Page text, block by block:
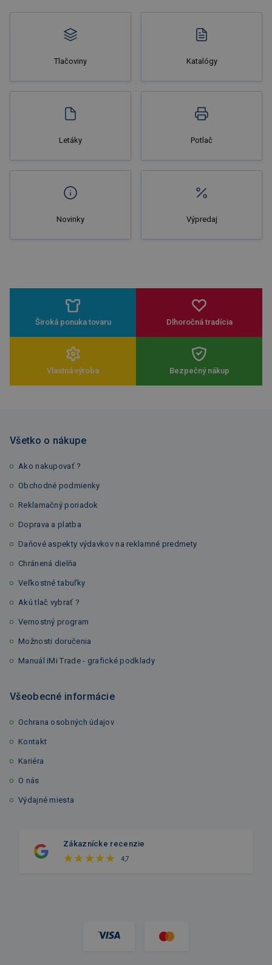
Tlačoviny Katalógy
Letáky Potlač
Novinky Výpredaj
Široká ponuka tovaru Dlhoročná tradícia
Vlastná výroba Bezpečný nákup
Všetko o nákupe
Ako nakupovať ?
Obchodné podmienky
Reklamačný poriadok
Doprava a platba
Daňové aspekty výdavkov na reklamné predmety
Chránená dielňa
Veľkostné tabuľky
Akú tlač vybrať ?
Vernostný program
Možnosti doručenia
Manuál iMi Trade - grafické podklady
Všeobecné informácie
Ochrana osobných údajov
Kontakt
Kariéra
O nás
Výdajné miesta
Zákaznícke recenzie
4,7